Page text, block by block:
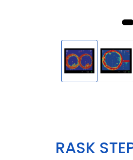
RASK